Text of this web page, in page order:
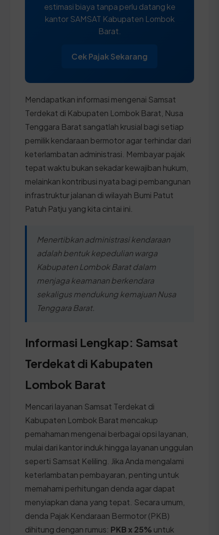
estimasi biaya tanpa perlu datang ke
kantor SAMSAT Kabupaten Lombok
Barat.
Cek Pajak Sekarang
Mendapatkan informasi mengenai Samsat
Terdekat di Kabupaten Lombok Barat, Nusa
Tenggara Barat sangatlah krusial bagi setiap
pemilik kendaraan bermotor agar terhindar dari
keterlambatan administrasi. Membayar pajak
tepat waktu bukan sekadar kewajiban hukum,
melainkan kontribusi nyata bagi pembangunan
infrastruktur jalanan di wilayah Bumi Patut
Patuh Patju yang kita cintai ini.
Menertibkan administrasi kendaraan
adalah bentuk kepedulian warga
Kabupaten Lombok Barat dalam
menjaga keamanan berkendara
sekaligus mendukung kemajuan Nusa
Tenggara Barat.
Informasi Lengkap: Samsat
Terdekat di Kabupaten
Lombok Barat
Mencari layanan Samsat Terdekat di
Kabupaten Lombok Barat mencakup
pemahaman mengenai berbagai opsi layanan,
mulai dari kantor induk hingga layanan unggulan
seperti Samsat Keliling. Jika Anda mengalami
keterlambatan pembayaran, penting untuk
memahami perhitungan denda agar dapat
menyiapkan dana yang tepat. Secara umum,
denda Pajak Kendaraan Bermotor (PKB)
dihitung dengan rumus: PKB x 25% untuk